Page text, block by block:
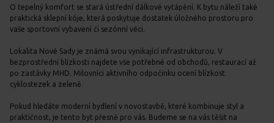
O tepelný komfort se stará ústřední dálkové vytápění. K bytu náleží také
praktická sklepní kóje, která poskytuje dostatek úložného prostoru pro
vaše sportovní vybavení či sezónní věci.
Lokalita Nové Sady je známá svou vynikající infrastrukturou. V
bezprostřední blízkosti najdete vše potřebné od obchodů, restaurací až
po zastávky MHD. Milovníci aktivního odpočinku ocení blízkost
cyklostezek a zeleně.
Pokud hledáte moderní bydlení v novostavbě, které kombinuje styl a
praktičnost, je tento byt přesně pro vás. Budeme se na vás těšit na